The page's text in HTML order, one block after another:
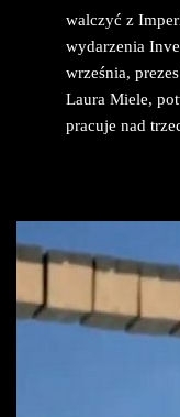
walczyć z
wydarzenia
września,
Laura Miele,
pracuje nad